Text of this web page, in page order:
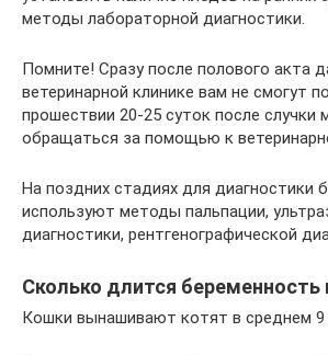
методы лабораторной диагностики.
Помните! Сразу после полового акта
ветеринарной клинике вам не смогут
прошествии 20-25 суток после случки
обращаться за помощью к
На поздних стадиях для диагностики
используют методы пальпации,
диагностики, рентгенографической
Сколько длится беременность
Кошки вынашивают котят в среднем 9